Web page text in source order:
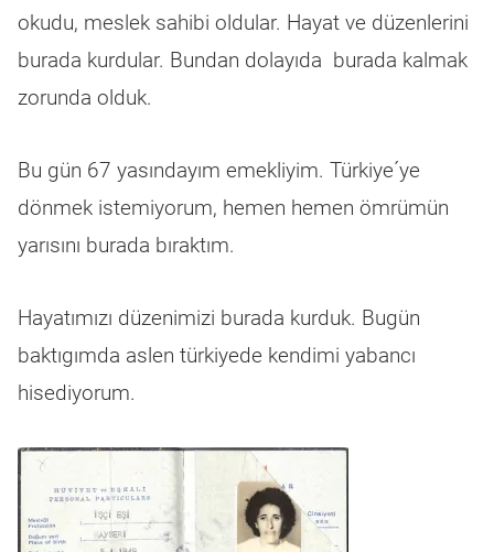
okudu, meslek sahibi oldular. Hayat ve düzenlerini
burada kurdular. Bundan dolayıda burada kalmak
zorunda olduk.
Bu gün 67 yasındayım emekliyim. Türkiye´ye
dönmek istemiyorum, hemen hemen ömrümün
yarısını burada bıraktım.
Hayatımızı düzenimizi burada kurduk. Bugün
baktıgımda aslen türkiyede kendimi yabancı
hisediyorum.